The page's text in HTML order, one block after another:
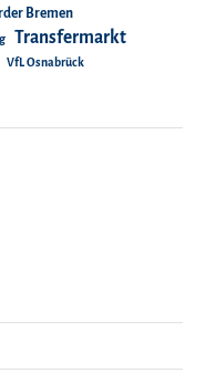
Bremen
Transfermarkt
VfL Osnabrück